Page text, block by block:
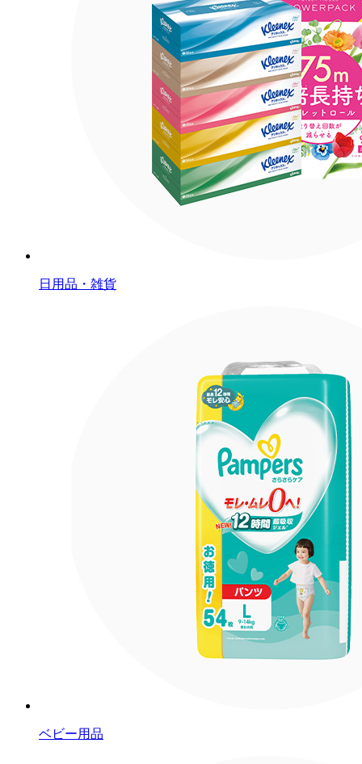
日用品・雑貨
ベビー用品